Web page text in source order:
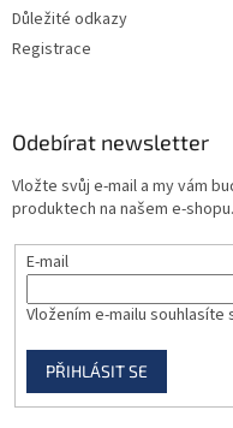
Důležité odkazy
Registrace
Odebírat newsletter
Vložte svůj e-mail a my vám
produktech na našem e-shopu.
E-mail
Vložením e-mailu souhlasíte
PŘIHLÁSIT SE